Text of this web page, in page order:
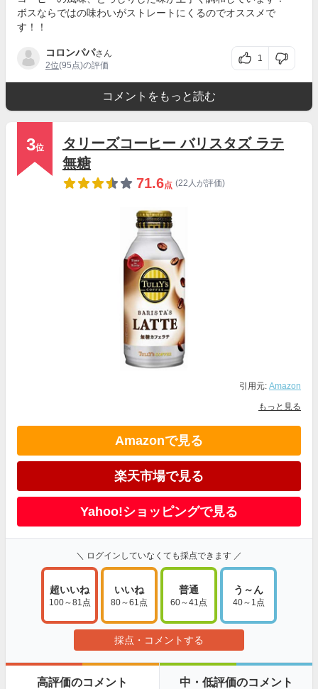
ボスならではの味わいがストレートにくるのでオススメで
す！！
コロンパパさん
2位(95点)の評価
1
コメントをもっと読む
3位
タリーズコーヒー バリスタズ ラテ
無糖
71.6点 (22人が評価)
引用元: Amazon
もっと見る
Amazonで見る
楽天市場で見る
Yahoo!ショッピングで見る
＼ ログインしていなくても採点できます ／
超いいね
100～81点
いいね
80～61点
普通
60～41点
う～ん
40～1点
採点・コメントする
高評価のコメント 中・低評価のコメント